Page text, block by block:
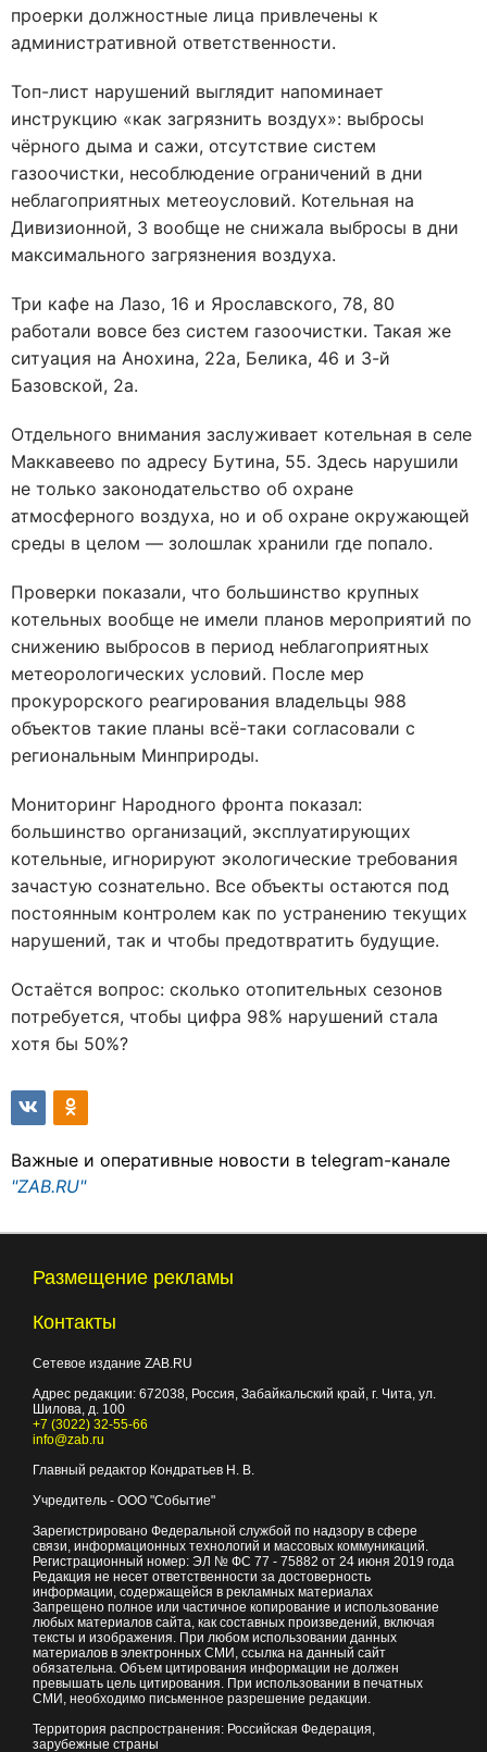
проерки должностные лица привлечены к
административной ответственности.
Топ-лист нарушений выглядит напоминает
инструкцию «как загрязнить воздух»: выбросы
чёрного дыма и сажи, отсутствие систем
газоочистки, несоблюдение ограничений в дни
неблагоприятных метеоусловий. Котельная на
Дивизионной, 3 вообще не снижала выбросы в дни
максимального загрязнения воздуха.
Три кафе на Лазо, 16 и Ярославского, 78, 80
работали вовсе без систем газоочистки. Такая же
ситуация на Анохина, 22а, Белика, 46 и 3-й
Базовской, 2а.
Отдельного внимания заслуживает котельная в селе
Маккавеево по адресу Бутина, 55. Здесь нарушили
не только законодательство об охране
атмосферного воздуха, но и об охране окружающей
среды в целом — золошлак хранили где попало.
Проверки показали, что большинство крупных
котельных вообще не имели планов мероприятий по
снижению выбросов в период неблагоприятных
метеорологических условий. После мер
прокурорского реагирования владельцы 988
объектов такие планы всё-таки согласовали с
региональным Минприроды.
Мониторинг Народного фронта показал:
большинство организаций, эксплуатирующих
котельные, игнорируют экологические требования
зачастую сознательно. Все объекты остаются под
постоянным контролем как по устранению текущих
нарушений, так и чтобы предотвратить будущие.
Остаётся вопрос: сколько отопительных сезонов
потребуется, чтобы цифра 98% нарушений стала
хотя бы 50%?
Важные и оперативные новости в telegram-канале
"ZAB.RU"
Размещение рекламы
Контакты
Сетевое издание ZAB.RU
Адрес редакции: 672038 , Россия, Забайкальский край, г. Чита ул.
Шилова, д. 100
+7 (3022) 32-55-66
info@zab.ru
Главный редактор Кондратьев Н. В.
Учредитель - ООО "Событие"
Зарегистрировано Федеральной службой по надзору в сфере
связи, информационных технологий и массовых коммуникаций.
Регистрационный номер: ЭЛ № ФС 77 - 75882 от 24 июня 2019 года
Редакция не несет ответственности за достоверность
информации, содержащейся в рекламных материалах
Запрещено полное или частичное копирование и использование
любых материалов сайта, как составных произведений, включая
тексты и изображения. При любом использовании данных
материалов в электронных СМИ, ссылка на данный сайт
обязательна. Объем цитирования информации не должен
превышать цель цитирования. При использовании в печатных
СМИ, необходимо письменное разрешение редакции.
Территория распространения: Российская Федерация,
зарубежные страны